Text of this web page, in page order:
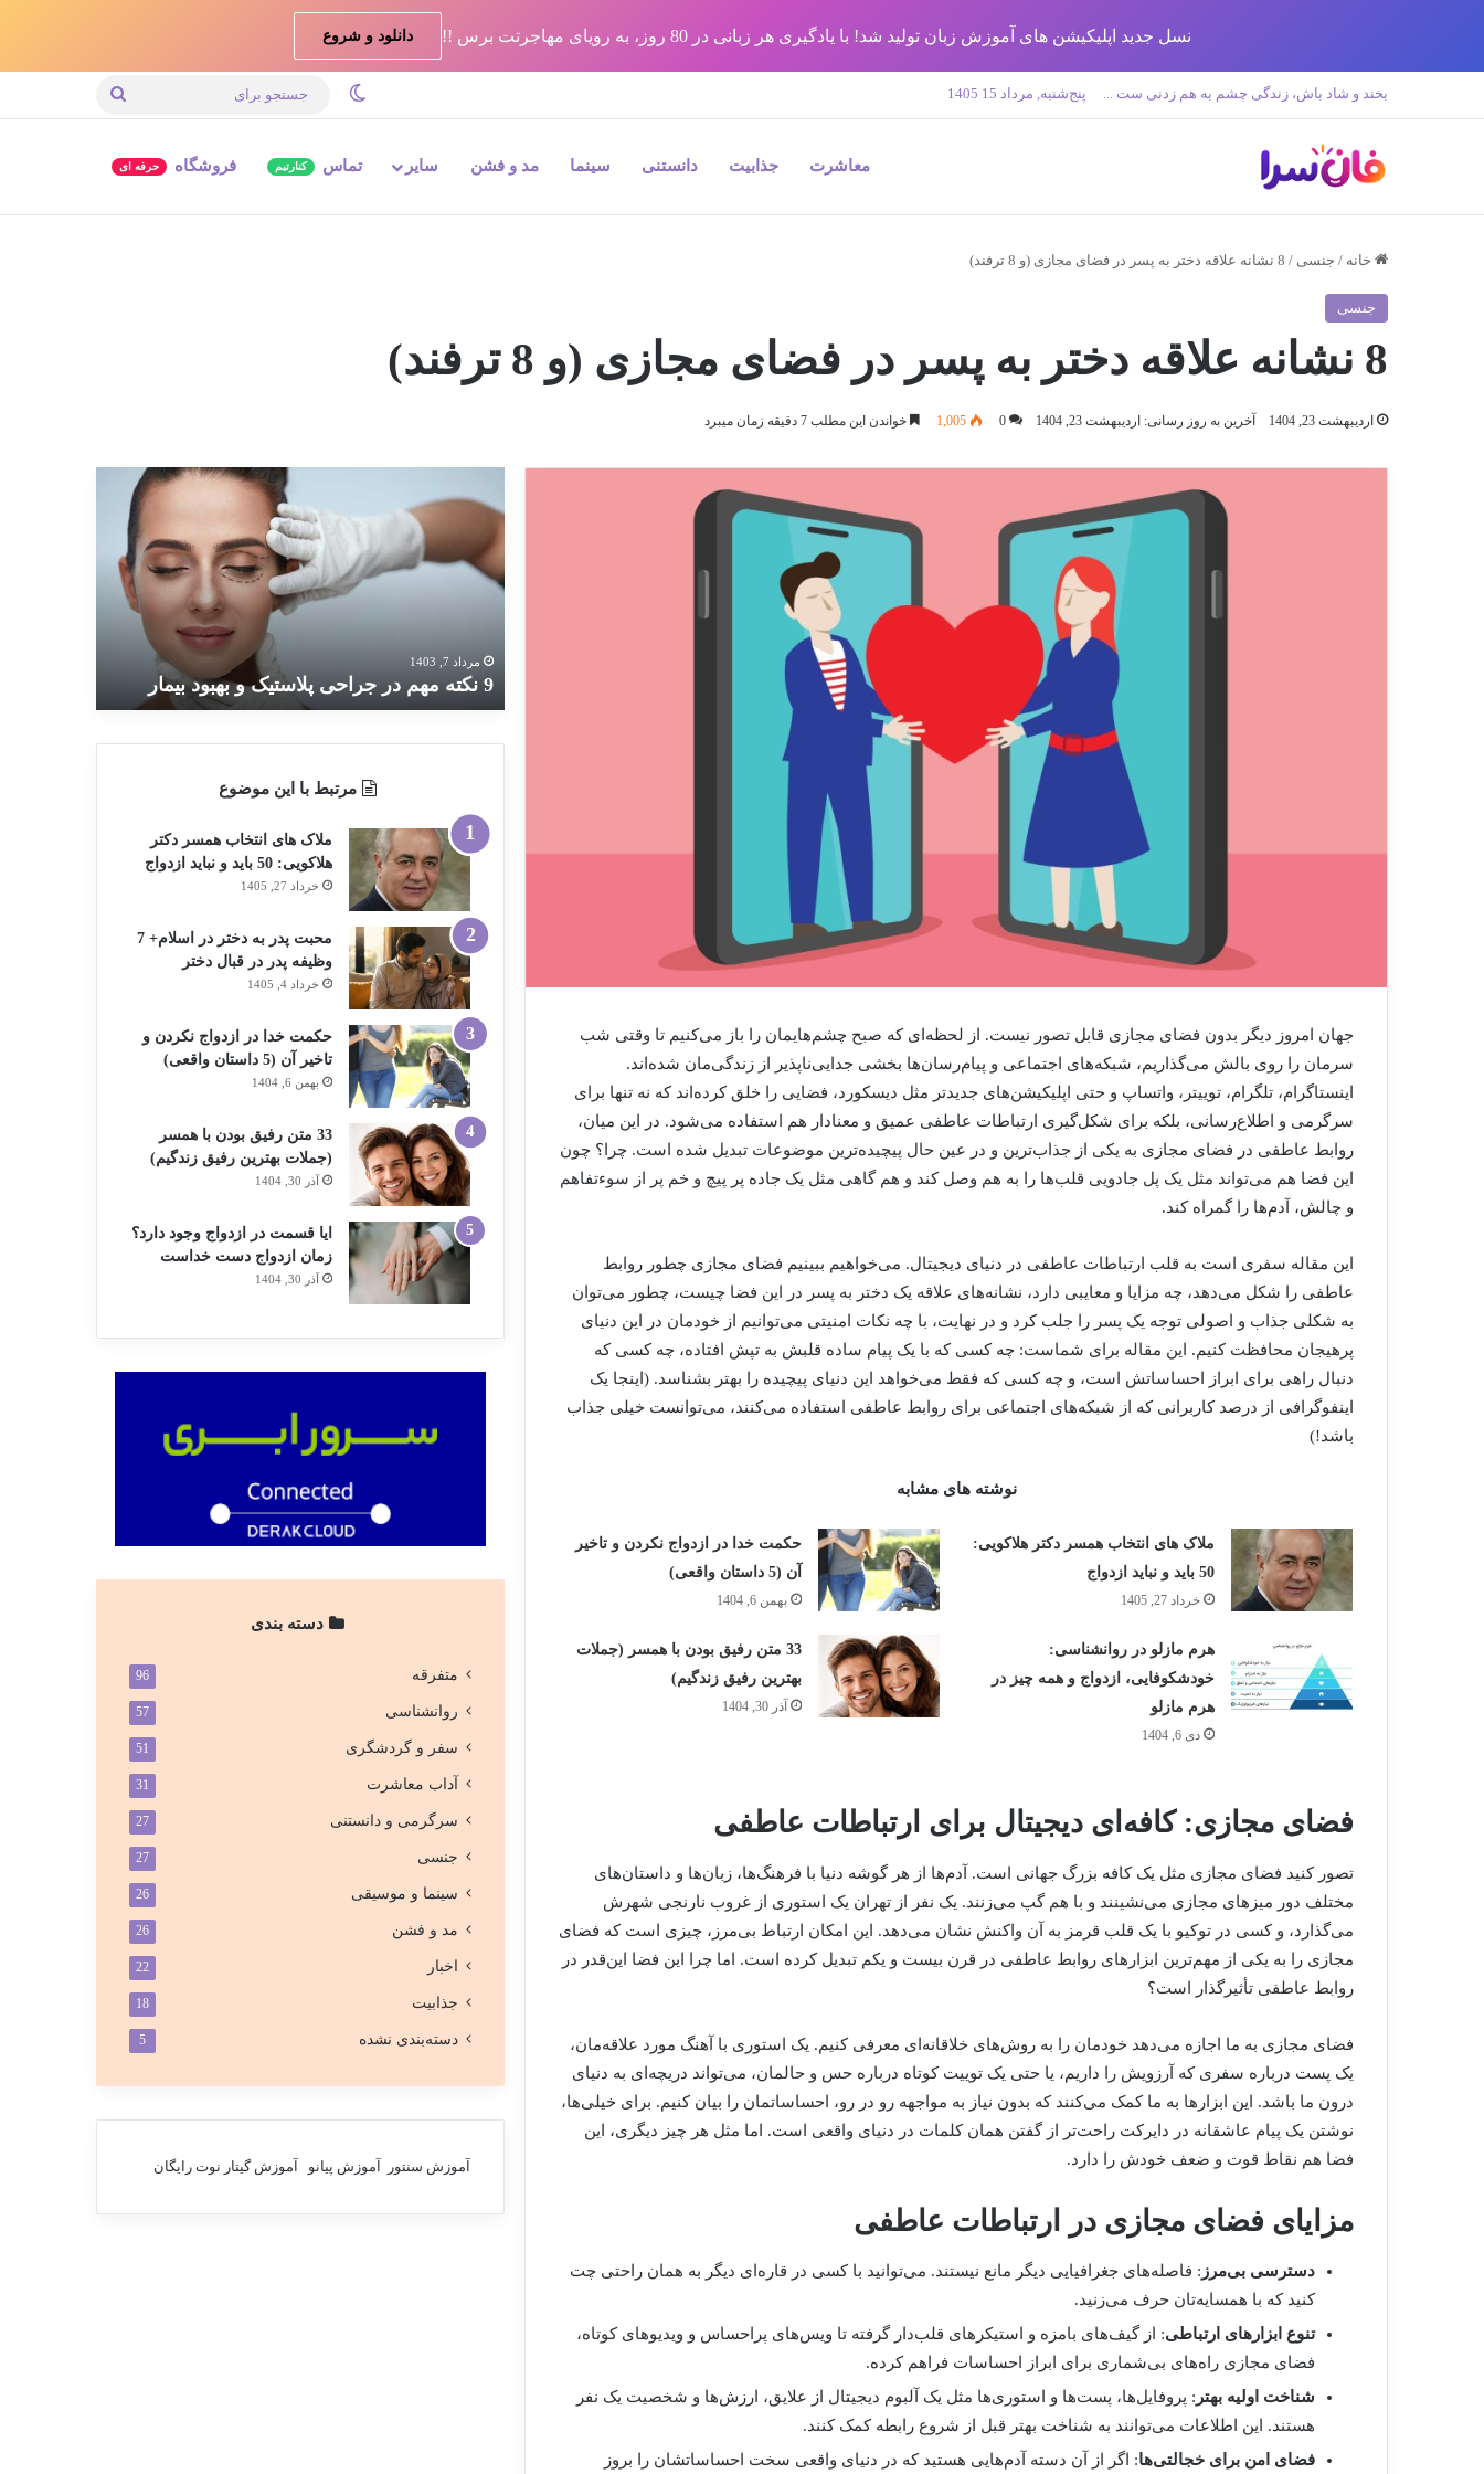
نسل جدید اپلیکیشن های آموزش زبان تولید شد! با یادگیری هر زبانی در 80 روز، به رویای مهاجرتت برس !! دانلود و شروع
بخند و شاد باش، زندگی چشم به هم زدنی ست ... پنج‌شنبه, مرداد 15 1405 تغییر پوسته جستجو
معاشرت
جذابیت دانستنی سینما مد و فشن سایر تماس کنارتیم فروشگاه حرفه ای
خانه / جنسی / 8 نشانه علاقه دختر به پسر در فضای مجازی (و 8 ترفند)
جنسی
8 نشانه علاقه دختر به پسر در فضای مجازی (و 8 ترفند)
اردیبهشت 23, 1404 آخرین به روز رسانی: اردیبهشت 23, 1404 0
1,005 خواندن این مطلب 7 دقیقه زمان میبرد
جهان امروز دیگر بدون فضای مجازی قابل تصور نیست. از لحظه‌ای که صبح چشم‌هایمان را باز می‌کنیم تا وقتی شب
سرمان را روی بالش می‌گذاریم، شبکه‌های اجتماعی و پیام‌رسان‌ها بخشی جدایی‌ناپذیر از زندگی‌مان شده‌اند.
اینستاگرام، تلگرام، توییتر، واتساپ و حتی اپلیکیشن‌های جدیدتر مثل دیسکورد، فضایی را خلق کرده‌اند که نه تنها برای
سرگرمی و اطلاع‌رسانی، بلکه برای شکل‌گیری ارتباطات عاطفی عمیق و معنادار هم استفاده می‌شود. در این میان،
روابط عاطفی در فضای مجازی به یکی از جذاب‌ترین و در عین حال پیچیده‌ترین موضوعات تبدیل شده است. چرا؟ چون
این فضا هم می‌تواند مثل یک پل جادویی قلب‌ها را به هم وصل کند و هم گاهی مثل یک جاده پر پیچ و خم پر از سوءتفاهم
و چالش، آدم‌ها را گمراه کند.
این مقاله سفری است به قلب ارتباطات عاطفی در دنیای دیجیتال. می‌خواهیم ببینیم فضای مجازی چطور روابط
عاطفی را شکل می‌دهد، چه مزایا و معایبی دارد، نشانه‌های علاقه یک دختر به پسر در این فضا چیست، چطور می‌توان
به شکلی جذاب و اصولی توجه یک پسر را جلب کرد و در نهایت، با چه نکات امنیتی می‌توانیم از خودمان در این دنیای
پرهیجان محافظت کنیم. این مقاله برای شماست: چه کسی که با یک پیام ساده قلبش به تپش افتاده، چه کسی که
دنبال راهی برای ابراز احساساتش است، و چه کسی که فقط می‌خواهد این دنیای پیچیده را بهتر بشناسد. (اینجا یک
اینفوگرافی از درصد کاربرانی که از شبکه‌های اجتماعی برای روابط عاطفی استفاده می‌کنند، می‌توانست خیلی جذاب
باشد!)
نوشته های مشابه
ملاک های انتخاب همسر دکتر هلاکویی:
50 باید و نباید ازدواج
خرداد 27, 1405
حکمت خدا در ازدواج نکردن و تاخیر
آن (5 داستان واقعی)
بهمن 6, 1404
هرم مازلو در روانشناسی:
خودشکوفایی، ازدواج و همه چیز در
هرم مازلو
دی 6, 1404
33 متن رفیق بودن با همسر (جملات
بهترین رفیق زندگیم)
آذر 30, 1404
فضای مجازی: کافه‌ای دیجیتال برای ارتباطات عاطفی
تصور کنید فضای مجازی مثل یک کافه بزرگ جهانی است. آدم‌ها از هر گوشه دنیا با فرهنگ‌ها، زبان‌ها و داستان‌های
مختلف دور میزهای مجازی می‌نشینند و با هم گپ می‌زنند. یک نفر از تهران یک استوری از غروب نارنجی شهرش
می‌گذارد، و کسی در توکیو با یک قلب قرمز به آن واکنش نشان می‌دهد. این امکان ارتباط بی‌مرز، چیزی است که فضای
مجازی را به یکی از مهم‌ترین ابزارهای روابط عاطفی در قرن بیست و یکم تبدیل کرده است. اما چرا این فضا این‌قدر در
روابط عاطفی تأثیرگذار است؟
فضای مجازی به ما اجازه می‌دهد خودمان را به روش‌های خلاقانه‌ای معرفی کنیم. یک استوری با آهنگ مورد علاقه‌مان،
یک پست درباره سفری که آرزویش را داریم، یا حتی یک توییت کوتاه درباره حس و حالمان، می‌تواند دریچه‌ای به دنیای
درون ما باشد. این ابزارها به ما کمک می‌کنند که بدون نیاز به مواجهه رو در رو، احساساتمان را بیان کنیم. برای خیلی‌ها،
نوشتن یک پیام عاشقانه در دایرکت راحت‌تر از گفتن همان کلمات در دنیای واقعی است. اما مثل هر چیز دیگری، این
فضا هم نقاط قوت و ضعف خودش را دارد.
مزایای فضای مجازی در ارتباطات عاطفی
دسترسی بی‌مرز : فاصله‌های جغرافیایی دیگر مانع نیستند. می‌توانید با کسی در قاره‌ای دیگر به همان راحتی چت
کنید که با همسایه‌تان حرف می‌زنید.
تنوع ابزارهای ارتباطی: از گیف‌های بامزه و استیکرهای قلب‌دار گرفته تا ویس‌های پراحساس و ویدیوهای کوتاه،
فضای مجازی راه‌های بی‌شماری برای ابراز احساسات فراهم کرده.
شناخت اولیه بهتر : پروفایل‌ها، پست‌ها و استوری‌ها مثل یک آلبوم دیجیتال از علایق، ارزش‌ها و شخصیت یک نفر
هستند. این اطلاعات می‌توانند به شناخت بهتر قبل از شروع رابطه کمک کنند.
فضای امن برای خجالتی‌ها: اگر از آن دسته آدم‌هایی هستید که در دنیای واقعی سخت احساساتشان را بروز
نکته
مهم
در
جراحی
پلاستیک
بیمارمرداد 7, 1403
9 نکته مهم در جراحی پلاستیک و بهبود بیمار
مرتبط با این موضوع
ملاک های انتخاب همسر دکتر
هلاکویی: 50 باید و نباید ازدواج
خرداد 27, 1405
محبت پدر به دختر در اسلام+ 7
وظیفه پدر در قبال دختر
خرداد 4, 1405
حکمت خدا در ازدواج نکردن و
تاخیر آن (5 داستان واقعی)
بهمن 6, 1404
33 متن رفیق بودن با همسر
(جملات بهترین رفیق زندگیم)
آذر 30, 1404
ایا قسمت در ازدواج وجود دارد؟
زمان ازدواج دست خداست
آذر 30, 1404
دسته بندی
متفرقه 96
روانشناسی 57
سفر و گردشگری 51
آداب معاشرت 31
سرگرمی و دانستنی 27
جنسی 27
سینما و موسیقی 26
مد و فشن 26
اخبار 22
جذابیت 18
دسته‌بندی نشده 5
آموزش سنتور آموزش پیانو آموزش گیتار نوت رایگان